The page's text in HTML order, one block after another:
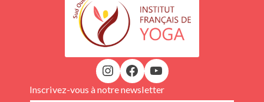
Inscrivez-vous à notre newsletter